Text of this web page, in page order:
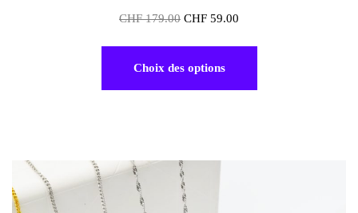
CHF179.00 CHF 59.00
Choix des options